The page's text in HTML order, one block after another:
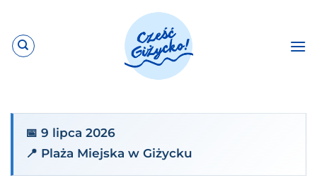
zawartości
📅 9 lipca 2026
📍 Plaża Miejska w Giżycku